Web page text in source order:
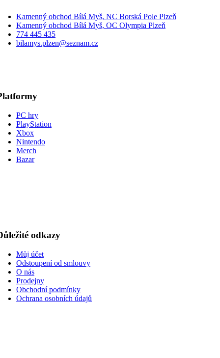
Kamenný obchod Bílá Myš, NC Borská Pole Plzeň
Kamenný obchod Bílá Myš, OC Olympia Plzeň
774 445 435
bilamys.plzen@seznam.cz
PC hry
PlayStation
Xbox
Nintendo
Merch
Bazar
odkazy
Můj účet
Odstoupení od smlouvy
O nás
Prodejny
Obchodní podmínky
Ochrana osobních údajů